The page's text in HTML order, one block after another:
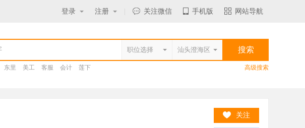
登录 注册 关注微信 手机版 网站导航
东里 美工 客服 会计 莲下 高级搜索
关注